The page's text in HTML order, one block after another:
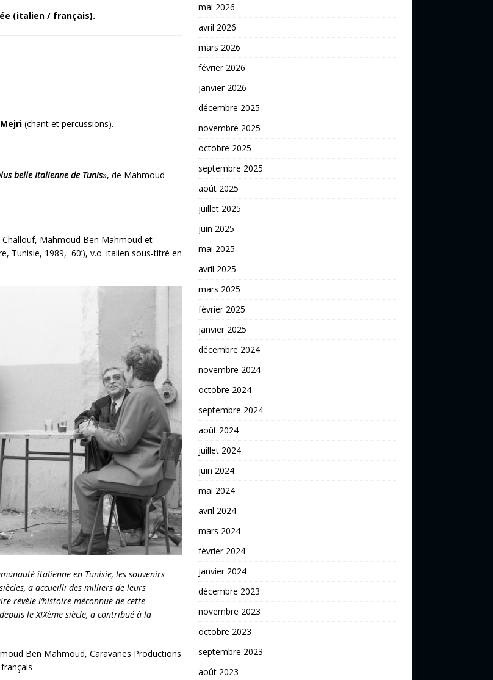
(italien / français).
(chant et percussions).
belle Italienne de Tunis», de Mahmoud
Mahmoud Ben Mahmoud et
Tunisie, 1989, 60’), v.o. italien sous-titré en
italienne en Tunisie, les souvenirs
a accueilli des milliers de leurs
révèle l’histoire méconnue de cette
le XIXème siècle, a contribué à la
Ben Mahmoud, Caravanes Productions
mai 2026
avril 2026
mars 2026
février 2026
janvier 2026
décembre 2025
novembre 2025
octobre 2025
septembre 2025
août 2025
juillet 2025
juin 2025
mai 2025
avril 2025
mars 2025
février 2025
janvier 2025
décembre 2024
novembre 2024
octobre 2024
septembre 2024
août 2024
juillet 2024
juin 2024
mai 2024
avril 2024
mars 2024
février 2024
janvier 2024
décembre 2023
novembre 2023
octobre 2023
septembre 2023
août 2023